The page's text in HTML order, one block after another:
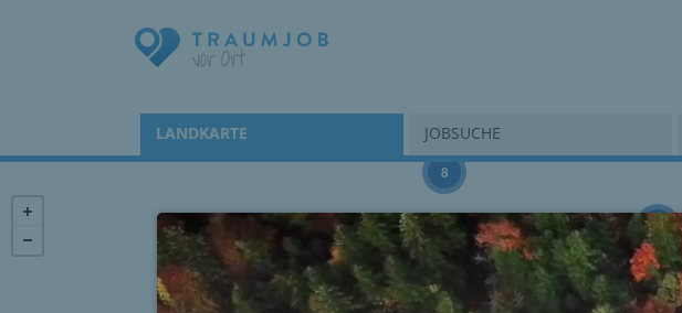
LANDKARTE JOBSUCHE
8
54
25